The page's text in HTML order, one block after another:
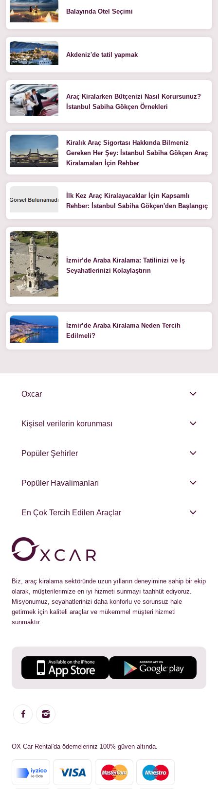
Balayında Otel Seçimi
Akdeniz'de tatil yapmak
Araç Kiralarken Bütçenizi Nasıl Korursunuz?
İstanbul Sabiha Gökçen Örnekleri
Kiralık Araç Sigortası Hakkında Bilmeniz
Gereken Her Şey: İstanbul Sabiha Gökçen Araç
Kiralamaları İçin Rehber
İlk Kez Araç Kiralayacaklar İçin Kapsamlı
Rehber: İstanbul Sabiha Gökçen'den Başlangıç
İzmir’de Araba Kiralama: Tatilinizi ve İş
Seyahatlerinizi Kolaylaştırın
İzmir’de Araba Kiralama Neden Tercih
Edilmeli?
Oxcar
Kişisel verilerin korunması
Popüler Şehirler
Popüler Havalimanları
En Çok Tercih Edilen Araçlar
Biz, araç kiralama sektöründe uzun yılların deneyimine sahip bir ekip
olarak, müşterilerimize en iyi hizmeti sunmayı taahhüt ediyoruz.
Misyonumuz, seyahatlerinizi daha konforlu ve sorunsuz hale
getirmek için kaliteli araçlar ve mükemmel müşteri hizmeti
sunmaktır.
OX Car Rental'da ödemeleriniz 100% güven altında.